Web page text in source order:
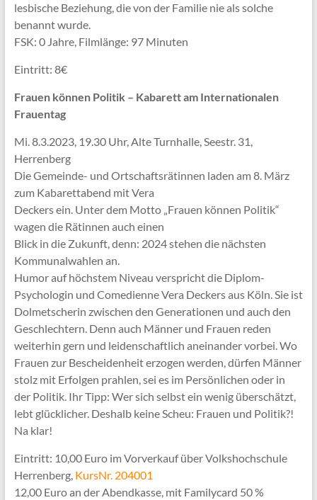
lesbische Beziehung, die von der Familie nie als solche
benannt wurde.
FSK: 0 Jahre, Filmlänge: 97 Minuten
Eintritt: 8€
Frauen können Politik – Kabarett am Internationalen
Frauentag
Mi. 8.3.2023, 19.30 Uhr, Alte Turnhalle, Seestr. 31,
Herrenberg
Die Gemeinde- und Ortschaftsrätinnen laden am 8. März
zum Kabarettabend mit Vera
Deckers ein. Unter dem Motto „Frauen können Politik“
wagen die Rätinnen auch einen
Blick in die Zukunft, denn: 2024 stehen die nächsten
Kommunalwahlen an.
Humor auf höchstem Niveau verspricht die Diplom-
Psychologin und Comedienne Vera Deckers aus Köln. Sie ist
Dolmetscherin zwischen den Generationen und auch den
Geschlechtern. Denn auch Männer und Frauen reden
weiterhin gern und leidenschaftlich aneinander vorbei. Wo
Frauen zur Bescheidenheit erzogen werden, dürfen Männer
stolz mit Erfolgen prahlen, sei es im Persönlichen oder in
der Politik. Ihr Tipp: Wer sich selbst ein wenig überschätzt,
lebt glücklicher. Deshalb keine Scheu: Frauen und Politik?!
Na klar!
Eintritt: 10,00 Euro im Vorverkauf über Volkshochschule
Herrenberg, KursNr. 204001
12,00 Euro an der Abendkasse, mit Familycard 50 %